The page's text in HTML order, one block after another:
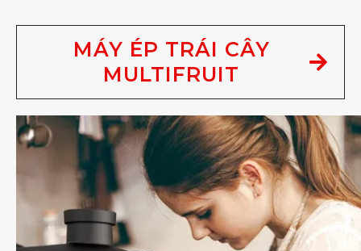
MÁY ÉP TRÁI CÂY
MULTIFRUIT